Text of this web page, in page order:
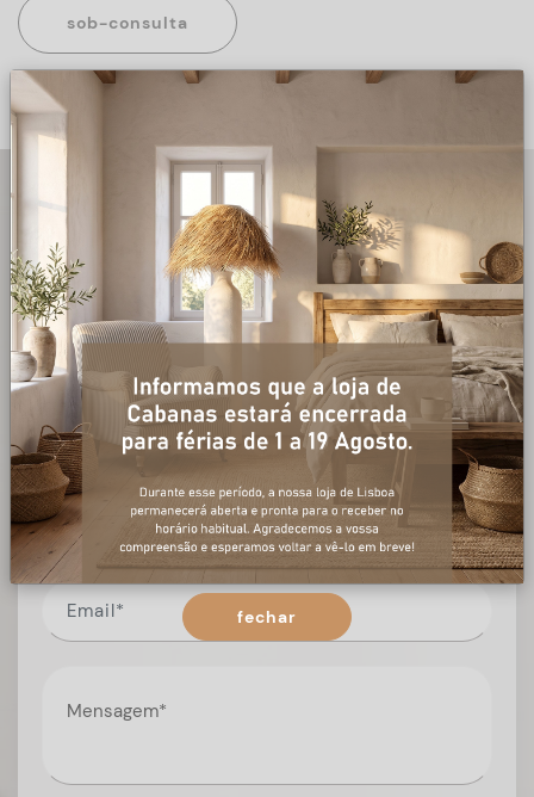
sob-consulta
Este artigo encontra-se sob consulta, para mais informações
sobre o artigo, preencha o formulário abaixo.
+ informações
Preencha o formulário, e num curto espaço de tempo,
temos respostas para todas as suas questões.
fechar